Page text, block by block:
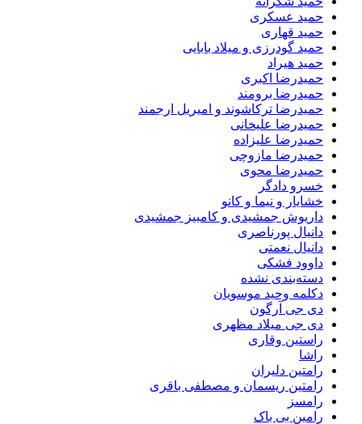
حمید عسکری
حمید قهاری
حمید گودرزی و میلاد بابایی
حمید هیراد
حمیدرضا اکبری
حمیدرضا برومند
حمیدرضا ترکاشوند و امیریل ارجمند
حمیدرضا علیخانی
حمیدرضا علیزاده
حمیدرضا مازوچی
حمیدرضا محوی
خسرو دادگر
خشایار و نیما و کانو
داریوش جمشیدی و کامبیز جمشیدی
دانیال پورناصری
دانیال نعمتی
داوود فشکی
دسته‌بندی نشده
دکلمه وحید موسویان
دی جی آرگون
دی جی میلاد مظهری
راستین وقاری
راشا
رامتین دلیران
رامتین ریسمان و مصطفی باقری
رامسز
رامین بی باک